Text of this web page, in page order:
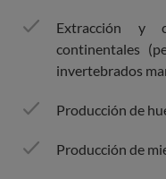
Extracción y
continentales
invertebrados
Producción de
Producción de